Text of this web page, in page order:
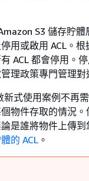
S3 儲存貯
用或啟用 ACL。
ACL 都會停用。
理政策專門管理對
式使用案例不再
物件存取的情況
是誰將物件上傳
的 ACL 。